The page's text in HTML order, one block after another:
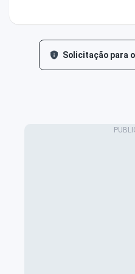
Solicitação para